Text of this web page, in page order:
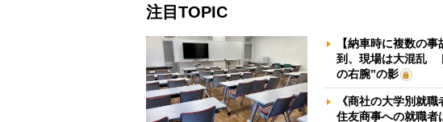
注目TOPIC
【納車時に複数の
到、現場は大混乱
の右腕”の影
《商社の大学別就
住友商事への就職